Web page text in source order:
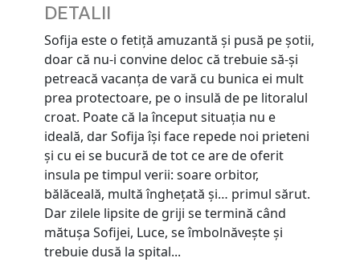
DETALII
Sofija este o fetiţă amuzantă şi pusă pe şotii,
doar că nu-i convine deloc că trebuie să-şi
petreacă vacanţa de vară cu bunica ei mult
prea protectoare, pe o insulă de pe litoralul
croat. Poate că la început situaţia nu e
ideală, dar Sofija îşi face repede noi prieteni
şi cu ei se bucură de tot ce are de oferit
insula pe timpul verii: soare orbitor,
bălăceală, multă îngheţată şi… primul sărut.
Dar zilele lipsite de griji se termină când
mătuşa Sofijei, Luce, se îmbolnăveşte şi
trebuie dusă la spital...